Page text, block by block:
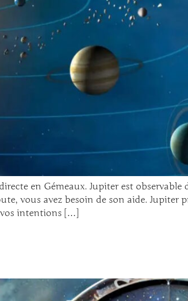
en Gémeaux. Jupiter est
vous avez besoin de son aide.
vos intentions […]